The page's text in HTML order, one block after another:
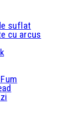
suflat
cu arcus